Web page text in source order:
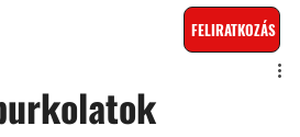
FELIRATKOZÁS